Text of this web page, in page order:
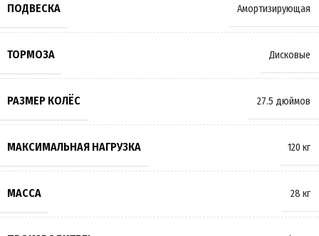
ПОДВЕСКА Амортизирующая
ТОРМОЗА Дисковые
РАЗМЕР КОЛЁС 27.5 дюймов
МАКСИМАЛЬНАЯ НАГРУЗКА 120 кг
МАССА 28 кг